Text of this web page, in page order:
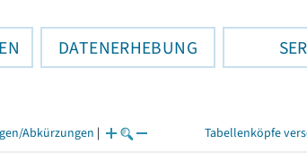
DATENERHEBUNG
Abkürzungen | Tabellenköpfe